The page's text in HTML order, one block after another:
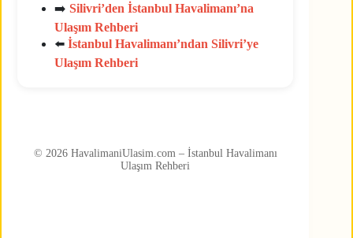
➡️ Silivri’den İstanbul Havalimanı’na
Ulaşım Rehberi
⬅️ İstanbul Havalimanı’ndan Silivri’ye
Ulaşım Rehberi
© 2026 HavalimaniUlasim.com – İstanbul Havalimanı
Ulaşım Rehberi